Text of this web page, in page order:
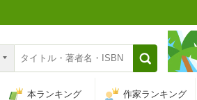
本ランキング 作家ランキング